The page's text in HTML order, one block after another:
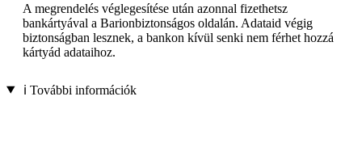
A megrendelés véglegesítése után azonnal fizethetsz
bankártyával a Barionbiztonságos oldalán. Adataid végig
biztonságban lesznek, a bankon kívül senki nem férhet hozzá
kártyád adataihoz.
ℹ️ További információk